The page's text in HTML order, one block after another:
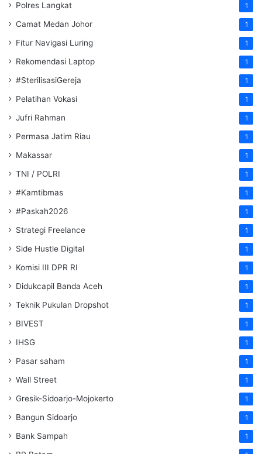
Polres Langkat 1
Camat Medan Johor 1
Fitur Navigasi Luring 1
Rekomendasi Laptop 1
#SterilisasiGereja 1
Pelatihan Vokasi 1
Jufri Rahman 1
Permasa Jatim Riau 1
Makassar 1
TNI / POLRI 1
#Kamtibmas 1
#Paskah2026 1
Strategi Freelance 1
Side Hustle Digital 1
Komisi III DPR RI 1
Didukcapil Banda Aceh 1
Teknik Pukulan Dropshot 1
BIVEST 1
IHSG 1
Pasar saham 1
Wall Street 1
Gresik-Sidoarjo-Mojokerto 1
Bangun Sidoarjo 1
Bank Sampah 1